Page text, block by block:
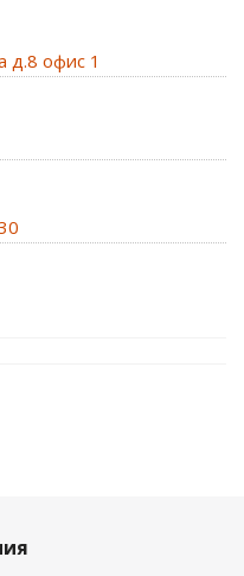
д.8 офис 1